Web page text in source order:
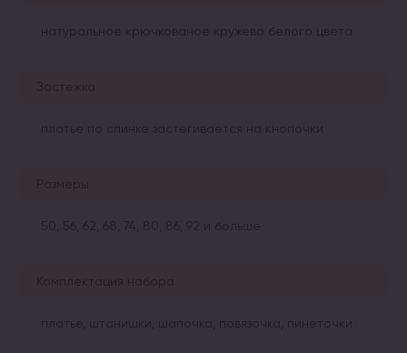
натуральное крючкованое кружево белого цвета
Застежка
платье по спинке застегивается на кнопочки
Размеры
50, 56, 62, 68, 74, 80, 86, 92 и больше
Комплектация набора
платье, штанишки, шапочка, повязочка, пинеточки